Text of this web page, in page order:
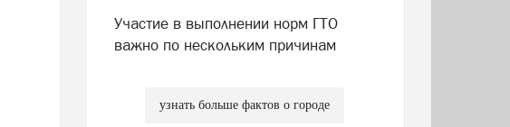
Участие в выполнении норм ГТО
важно по нескольким причинам
узнать больше фактов о городе